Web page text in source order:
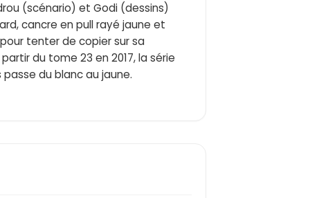
(scénario) et Godi (dessins)
cancre en pull rayé jaune et
tenter de copier sur sa
du tome 23 en 2017, la série
du blanc au jaune.